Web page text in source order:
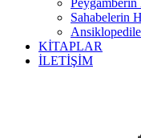
Peygamberin
Sahabelerin
KİTAPLAR
İLETİŞİM